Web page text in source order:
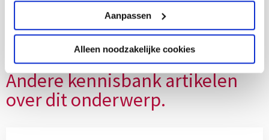
Aanpassen
Alleen noodzakelijke cookies
Andere kennisbank artikelen
over dit onderwerp.